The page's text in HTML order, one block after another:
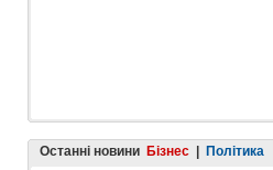
Останні новини Бізнес
Політика